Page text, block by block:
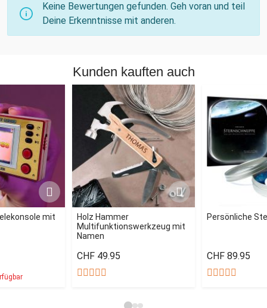
Keine Bewertungen gefunden. Geh voran und teil
Deine Erkenntnisse mit anderen.
Kunden kauften auch
mit
Holz Hammer
Multifunktionswerkzeug mit
Namen
CHF 49.95
Persönliche
CHF 89.95